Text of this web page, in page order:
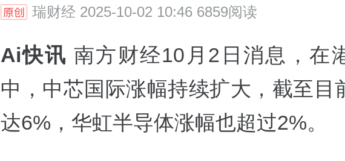
瑞财经 2025-10-02 10:46 6859阅读
Ai快讯 南方财经10月2日消息，在
中，中芯国际涨幅持续扩大，截至目
达6%，华虹半导体涨幅也超过2%。